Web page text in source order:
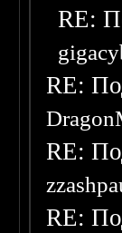
RE:
RE:
RE:
RE: